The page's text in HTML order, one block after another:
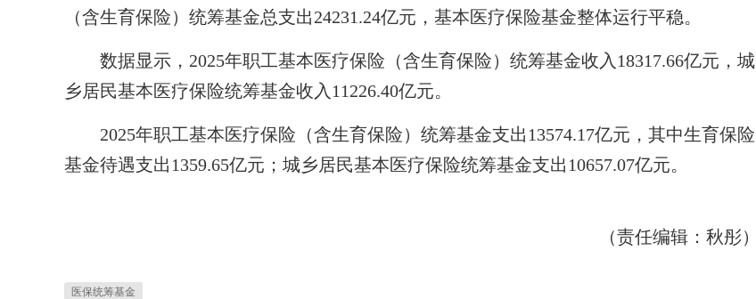
（含生育保险）统筹基金总支出24231.24亿元，基本医疗保险基金整体运行平稳。
数据显示，2025年职工基本医疗保险（含生育保险）统筹基金收入18317.66亿元，城
乡居民基本医疗保险统筹基金收入11226.40亿元。
2025年职工基本医疗保险（含生育保险）统筹基金支出13574.17亿元，其中生育保险
基金待遇支出1359.65亿元；城乡居民基本医疗保险统筹基金支出10657.07亿元。
（责任编辑：秋彤）
医保统筹基金